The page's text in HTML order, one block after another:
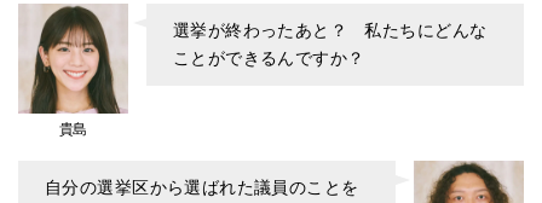
貴島
選挙が終わったあと？ 私たちにどんな
ことができるんですか？
自分の選挙区から選ばれた議員のことを